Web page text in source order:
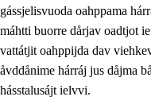
gássjelisvuoda oahppama
máhtti buorre dårjav oadtjot
vattátjit oahppijda dav
åvddånime hárráj jus dåjma
hásstalusájt ielvvi.